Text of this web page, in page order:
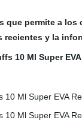
que permite a
y la